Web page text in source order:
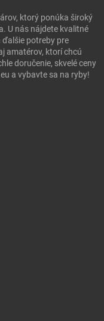
ktorý ponúka široký
U nás nájdete kvalitné
ďalšie potreby pre
amatérov, ktorí chcú
doručenie, skvelé ceny
a vybavte sa na ryby!